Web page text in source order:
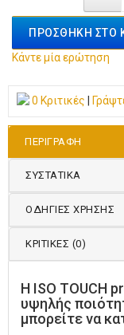
ΠΡΟΣΘΉΚΗ ΣΤΟ
Κάντε μία ερώτηση
0 Κριτικές
ΠΕΡΙΓΡΑΦΉ
ΣΥΣΤΑΤΙΚΑ
ΟΔΗΓΙΕΣ ΧΡΗΣΗΣ
ΚΡΙΤΙΚΈΣ (0)
H ISO TOUCH
υψηλής
μπορείτε να